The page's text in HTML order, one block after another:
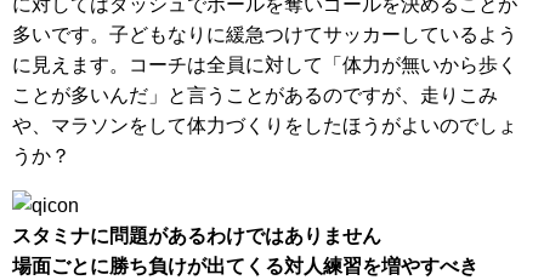
に対してはダッシュでボールを奪いゴールを決めることが
多いです。子どもなりに緩急つけてサッカーしているよう
に見えます。コーチは全員に対して「体力が無いから歩く
ことが多いんだ」と言うことがあるのですが、走りこみ
や、マラソンをして体力づくりをしたほうがよいのでしょ
うか？
スタミナに問題があるわけではありません
場面ごとに勝ち負けが出てくる対人練習を増やすべき